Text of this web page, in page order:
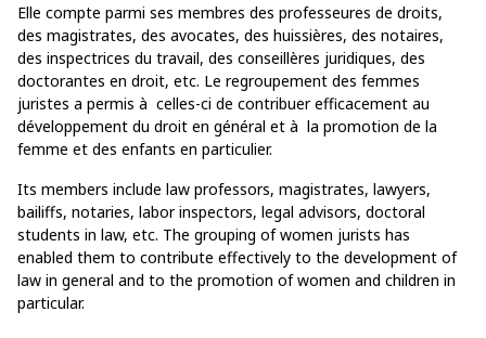
Elle compte parmi ses membres des professeures de droits,
des magistrates, des avocates, des huissières, des notaires,
des inspectrices du travail, des conseillères juridiques, des
doctorantes en droit, etc. Le regroupement des femmes
juristes a permis à celles-ci de contribuer efficacement au
développement du droit en général et à la promotion de la
femme et des enfants en particulier.
Its members include law professors, magistrates, lawyers,
bailiffs, notaries, labor inspectors, legal advisors, doctoral
students in law, etc. The grouping of women jurists has
enabled them to contribute effectively to the development of
law in general and to the promotion of women and children in
particular.